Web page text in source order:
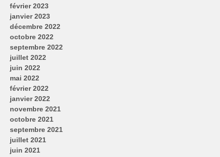
février 2023
janvier 2023
décembre 2022
octobre 2022
septembre 2022
juillet 2022
juin 2022
mai 2022
février 2022
janvier 2022
novembre 2021
octobre 2021
septembre 2021
juillet 2021
juin 2021